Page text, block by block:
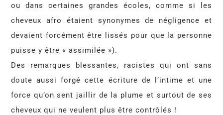
ou dans certaines grandes écoles, comme si les
cheveux afro étaient synonymes de négligence et
devaient forcément être lissés pour que la personne
puisse y être « assimilée »).
Des remarques blessantes, racistes qui ont sans
doute aussi forgé cette écriture de l’intime et une
force qu’on sent jaillir de la plume et surtout de ses
cheveux qui ne veulent plus être contrôlés !